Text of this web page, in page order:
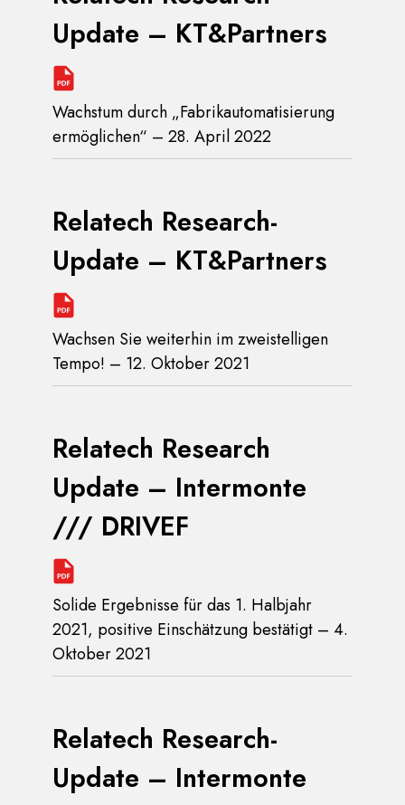
Update – KT&Partners
Wachstum durch „Fabrikautomatisierung
ermöglichen“ – 28. April 2022
Relatech Research-
Update – KT&Partners
Wachsen Sie weiterhin im zweistelligen
Tempo! – 12. Oktober 2021
Relatech Research
Update – Intermonte
/// DRIVEF
Solide Ergebnisse für das 1. Halbjahr
2021, positive Einschätzung bestätigt – 4.
Oktober 2021
Relatech Research-
Update – Intermonte